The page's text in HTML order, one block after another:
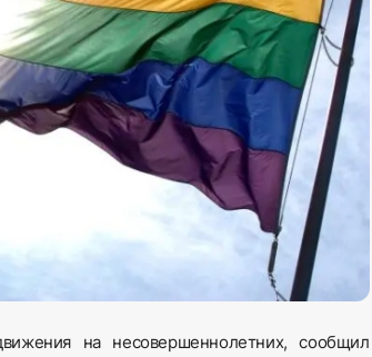
на несовершеннолетних, сообщил